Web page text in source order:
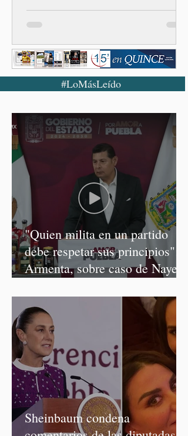
#LoMásLeído
"Quien milita en un partido
debe respetar sus principios":
Armenta, sobre caso de Nayeli
Sheinbaum condena